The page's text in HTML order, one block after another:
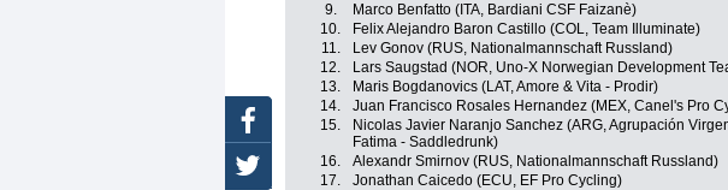
9. Marco Benfatto (ITA, Bardiani CSF Faizanè)
10.
Felix Alejandro Baron Castillo (COL, Team Illuminate)
11.
Lev Gonov (RUS, Nationalmannschaft Russland)
12.
Lars Saugstad (NOR, Uno-X Norwegian Development
13.
Maris Bogdanovics (LAT, Amore & Vita - Prodir)
14.
Juan Francisco Rosales Hernandez (MEX, Canel's Pro
15.
Nicolas Javier Naranjo Sanchez (ARG, Agrupación
Fatima - Saddledrunk)
16. Alexandr Smirnov (RUS, Nationalmannschaft Russland)
17.
Jonathan Caicedo (ECU, EF Pro Cycling)
Facebook
Twitter